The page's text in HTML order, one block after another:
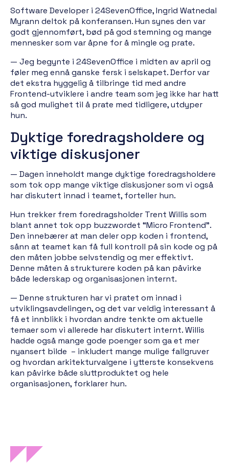
Software Developer i 24SevenOffice, Ingrid Watnedal
Myrann deltok på konferansen. Hun synes den var
godt gjennomført, bød på god stemning og mange
mennesker som var åpne for å mingle og prate.
— Jeg begynte i 24SevenOffice i midten av april og
føler meg ennå ganske fersk i selskapet. Derfor var
det ekstra hyggelig å tilbringe tid med andre
Frontend-utviklere i andre team som jeg ikke har hatt
så god mulighet til å prate med tidligere, utdyper
hun.
Dyktige foredragsholdere og
viktige diskusjoner
— Dagen inneholdt mange dyktige foredragsholdere
som tok opp mange viktige diskusjoner som vi også
har diskutert innad i teamet, forteller hun.
Hun trekker frem foredragsholder Trent Willis som
blant annet tok opp buzzwordet “Micro Frontend”.
Den innebærer at man deler opp koden i frontend,
sånn at teamet kan få full kontroll på sin kode og på
den måten jobbe selvstendig og mer effektivt.
Denne måten å strukturere koden på kan påvirke
både lederskap og organisasjonen internt.
— Denne strukturen har vi pratet om innad i
utviklingsavdelingen, og det var veldig interessant å
få et innblikk i hvordan andre tenkte om aktuelle
temaer som vi allerede har diskutert internt. Willis
hadde også mange gode poenger som ga et mer
nyansert bilde – inkludert mange mulige fallgruver
og hvordan arkitekturvalgene i ytterste konsekvens
kan påvirke både sluttproduktet og hele
organisasjonen, forklarer hun.